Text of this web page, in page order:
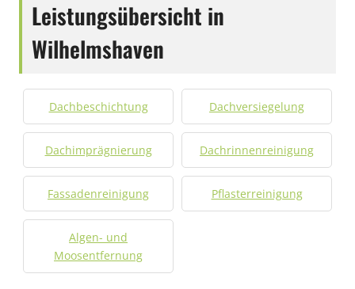
Leistungsübersicht in
Wilhelmshaven
Dachbeschichtung Dachversiegelung
Dachimprägnierung Dachrinnenreinigung
Fassadenreinigung Pflasterreinigung
Algen- und
Moosentfernung